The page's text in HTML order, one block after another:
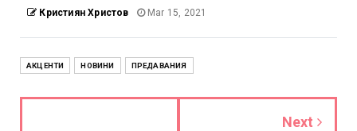
Кристиян Христов Mar 15, 2021
АКЦЕНТИ НОВИНИ ПРЕДАВАНИЯ
Next